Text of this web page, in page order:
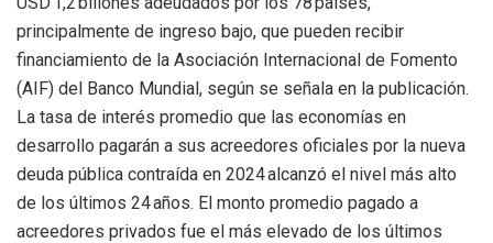
principalmente de ingreso bajo, que pueden recibir
financiamiento de la Asociación Internacional de Fomento
(AIF) del Banco Mundial, según se señala en la publicación.
La tasa de interés promedio que las economías en
desarrollo pagarán a sus acreedores oficiales por la nueva
deuda pública contraída en 2024 alcanzó el nivel más alto
de los últimos 24 años. El monto promedio pagado a
acreedores privados fue el más elevado de los últimos